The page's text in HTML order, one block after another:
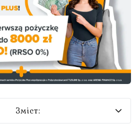
Зміст: